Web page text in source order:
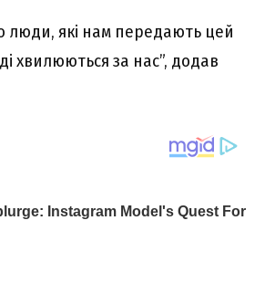
люди, які нам передають цей
хвилюються за нас”, додав